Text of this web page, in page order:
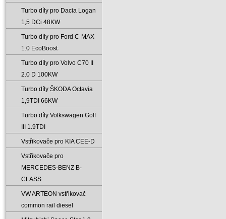
Turbo díly pro Dacia Logan
1‚5 DCi 48KW
Turbo díly pro Ford C-MAX
1.0 EcoBoost̵
Turbo díly pro Volvo C70 II
2.0 D 100KW
Turbo díly ŠKODA Octavia
1‚9TDI 66KW
Turbo díly Volkswagen Golf
III 1.9TDI
Vstřikovače pro KIA CEE-D
Vstřikovače pro
MERCEDES-BENZ B-
CLASS
VW ARTEON vstřikovač
common rail diesel